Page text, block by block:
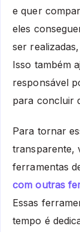
e quer
eles
ser
Isso também
responsável
para concluir
Para tornar
transparente,
ferramentas
com outras
Essas
tempo é